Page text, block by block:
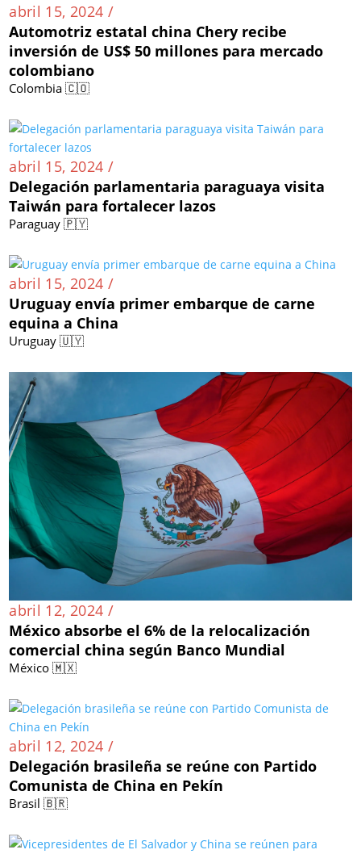
abril 15, 2024 /
Automotriz estatal china Chery recibe
inversión de US$ 50 millones para mercado
colombiano
Colombia 🇨🇴
abril 15, 2024 /
Delegación parlamentaria paraguaya visita
Taiwán para fortalecer lazos
Paraguay 🇵🇾
abril 15, 2024 /
Uruguay envía primer embarque de carne
equina a China
Uruguay 🇺🇾
abril 12, 2024 /
México absorbe el 6% de la relocalización
comercial china según Banco Mundial
México 🇲🇽
abril 12, 2024 /
Delegación brasileña se reúne con Partido
Comunista de China en Pekín
Brasil 🇧🇷